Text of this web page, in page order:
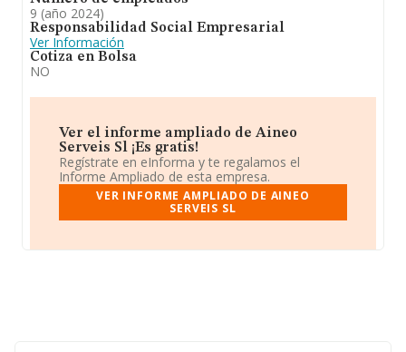
9 (año 2024)
Responsabilidad Social Empresarial
Ver Información
Cotiza en Bolsa
NO
Ver el informe ampliado de Aineo
Serveis Sl ¡Es gratis!
Regístrate en eInforma y te regalamos el
Informe Ampliado de esta empresa.
VER INFORME AMPLIADO DE AINEO
SERVEIS SL